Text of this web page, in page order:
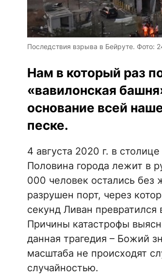
Последствия взрыва в Бейруте. Фото:
Нам в который раз
«вавилонская
основание всей
песке.
4 августа 2020 г. в
Половина города лежит в
000 человек остались без
разрушен порт, через
секунд Ливан
Причины катастрофы
данная трагедия – Божий
масштаба не происходят
случайностью.